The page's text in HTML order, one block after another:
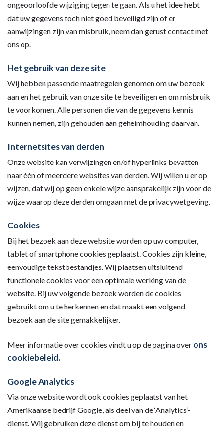
ongeoorloofde wijziging tegen te gaan. Als u het idee hebt
dat uw gegevens toch niet goed beveiligd zijn of er
aanwijzingen zijn van misbruik, neem dan gerust contact met
ons op.
Het gebruik van deze site
Wij hebben passende maatregelen genomen om uw bezoek
aan en het gebruik van onze site te beveiligen en om misbruik
te voorkomen. Alle personen die van de gegevens kennis
kunnen nemen, zijn gehouden aan geheimhouding daarvan.
Internetsites van derden
Onze website kan verwijzingen en/of hyperlinks bevatten
naar één of meerdere websites van derden. Wij willen u er op
wijzen, dat wij op geen enkele wijze aansprakelijk zijn voor de
wijze waarop deze derden omgaan met de privacywetgeving.
Cookies
Bij het bezoek aan deze website worden op uw computer,
tablet of smartphone cookies geplaatst. Cookies zijn kleine,
eenvoudige tekstbestandjes. Wij plaatsen uitsluitend
functionele cookies voor een optimale werking van de
website. Bij uw volgende bezoek worden de cookies
gebruikt om u te herkennen en dat maakt een volgend
bezoek aan de site gemakkelijker.
Meer informatie over cookies vindt u op de pagina over ons
cookiebeleid.
Google Analytics
Via onze website wordt ook cookies geplaatst van het
Amerikaanse bedrijf Google, als deel van de ‘Analytics’-
dienst. Wij gebruiken deze dienst om bij te houden en